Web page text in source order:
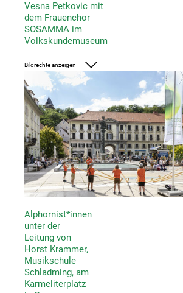
Vesna Petkovic mit
dem Frauenchor
SOSAMMA im
Volkskundemuseum
Bildrechte anzeigen
Alphornist*innen
unter der
Leitung von
Horst Krammer,
Musikschule
Schladming, am
Karmeliterplatz